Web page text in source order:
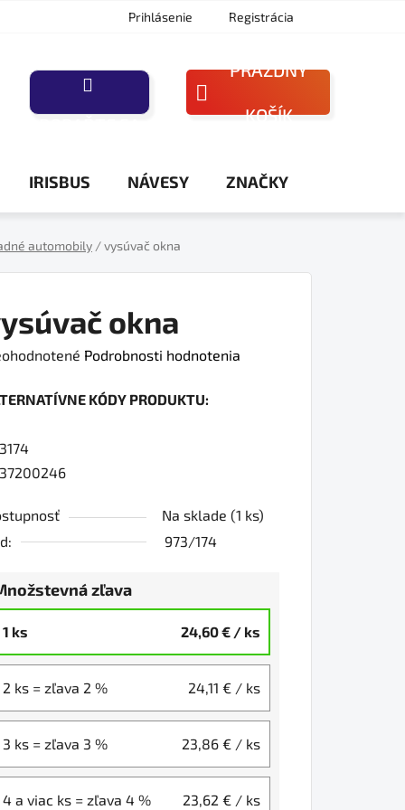
Prihlásenie Registrácia
NÁKUPNÝ
PRÁZDNY
KOŠÍK
IRISBUS NÁVESY ZNAČKY
automobily /vysúvač okna
okna
Podrobnosti hodnotenia
KÓDY PRODUKTU:
Na sklade (1 ks)
973/174
zľava
1 ks 24,60 € / ks
2 ks = zľava 2 % 24,11 € / ks
3 ks = zľava 3 % 23,86 € / ks
4 a viac ks = zľava 4 % 23,62 € / ks